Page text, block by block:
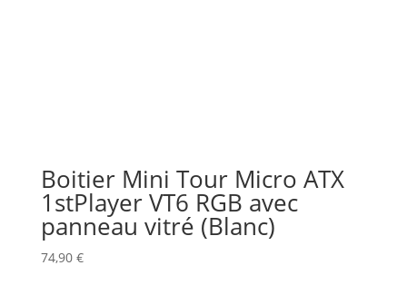
Boitier Mini Tour Micro ATX
1stPlayer VT6 RGB avec
panneau vitré (Blanc)
74,90 €